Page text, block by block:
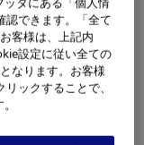
に設立します。
計画の中で「もの
、長野オリンパ
です。現在、辰
トテクノロジー株
認できます。「全て
客様は、上記内
設定に従い全ての
なります。お客様
ックすることで、